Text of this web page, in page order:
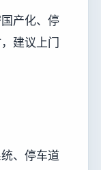
产化、停
建议上门
、停车道